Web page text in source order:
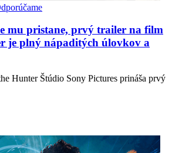
mu pristane, prvý trailer na film
je plný nápaditých úlovkov a
Hunter Štúdio Sony Pictures prináša prvý